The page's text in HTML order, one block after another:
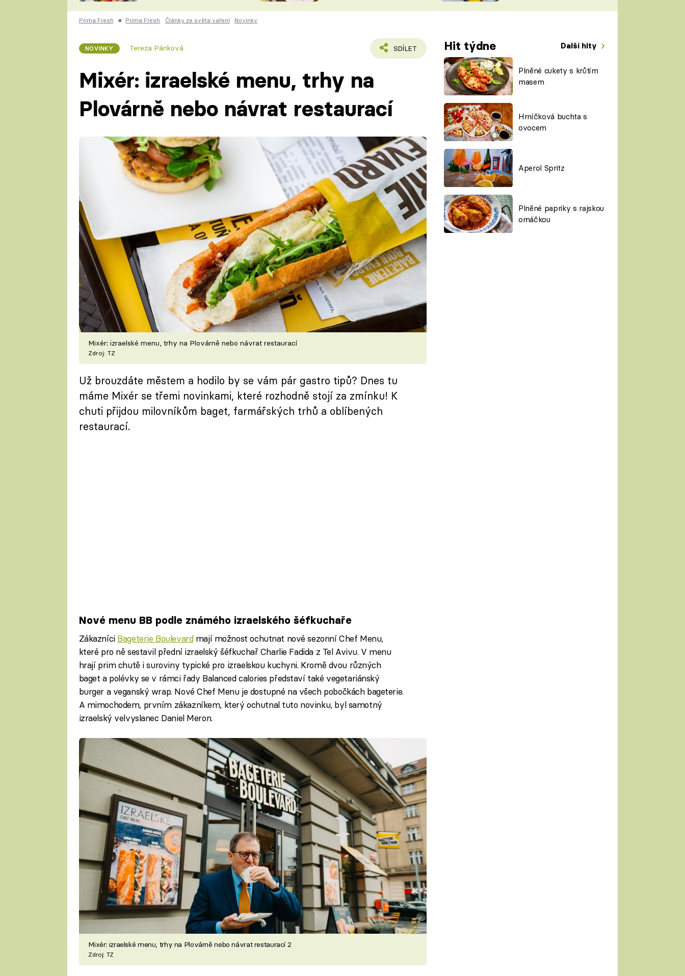
JAROSLAV SAPÍK
ČESKO NA TALÍŘI
DOMÁCÍ
ČASOPIS
Prima Fresh ■ Prima Fresh Články ze světa vaření Novinky
NOVINKY Tereza Pánková SDÍLET Hit týdne Další hity
Plněné cukety s krůtím
masem
Hrníčková buchta s
ovocem
Aperol Spritz
Plněné papriky s rajskou
omáčkou
Mixér: izraelské menu, trhy na
Plovárně nebo návrat restaurací
Mixér: izraelské menu, trhy na Plovárně nebo návrat restaurací
Zdroj: TZ
Už brouzdáte městem a hodilo by se vám pár gastro tipů? Dnes tu
máme Mixér se třemi novinkami, které rozhodně stojí za zmínku! K
chuti přijdou milovníkům baget, farmářských trhů a oblíbených
restaurací.
Nové menu BB podle známého izraelského šéfkuchaře
Zákazníci Bageterie Boulevardmají možnost ochutnat nové sezonní Chef Menu,
které pro ně sestavil přední izraelský šéfkuchař Charlie Fadida z Tel Avivu. V menu
hrají prim chutě i suroviny typické pro izraelskou kuchyni. Kromě dvou různých
baget a polévky se v rámci řady Balanced calories představí také vegetariánský
burger a veganský wrap. Nové Chef Menu je dostupné na všech pobočkách bageterie.
A mimochodem, prvním zákazníkem, který ochutnal tuto novinku, byl samotný
izraelský velvyslanec Daniel Meron.
Mixér: izraelské menu, trhy na Plovárně nebo návrat restaurací 2
Zdroj: TZ